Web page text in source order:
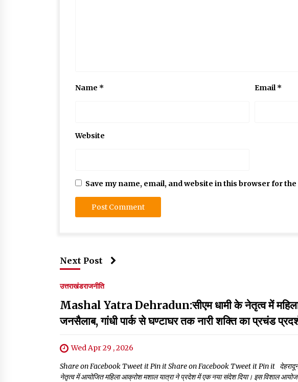
Name * Email*
Website
Save my name, email, and website in this browser for
Next Post
उत्तराखंडराजनीति
Mashal Yatra Dehradun:सीएम धामी के नेतृत्व में
जनसैलाब, गांधी पार्क से घण्टाघर तक नारी शक्ति का प्रचंड
Wed Apr 29 , 2026
Share on Facebook Tweet it Pin it Share on Facebook Tweet it Pin it देहरादून में
नेतृत्व में आयोजित महिला आक्रोश मशाल यात्रा ने प्रदेश में एक नया संदेश दिया। इस विशाल